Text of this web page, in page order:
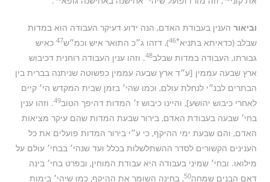
וביאור הענין בעבודת האדם, הנה ידוע דעיקר העבודה הוא במדות
שבלב (כדאיתא בתניא*46 ), דזהו ג״כ התואר איש וכמ״ש47 כאיש
גבורתו, העבודה במדות שבלב48. וזהו ענין העבודה רוחנית דכיבוש
ארץ שבעה עממין [ע״ד ארץ שבעה עממין כפשוטה שניתנה בברית בין
הבתרים לבנ״י לנחלת עולם, וכמו שהי׳ בזמן שבית המקדש הי׳ קיים
לאחרי כיבוש יהושע], והיינו כיבוש ז׳ המדות דהיפך הטוב49. וזהו ענין
בחי׳ שבעה בעבודת האדם, בירור שבעת המדות שהם עיקר מציאות
האדם, והם שבעת ימי ההיקף, כי ע״י בירור המדות פועלים את כל
הענינים הקשורים לסדר ההשתלשלות בכלל ועד שנהי׳ בבחי׳ עולם על
מילואו. ובחי׳ שמיני בעבודה היא עבודת המוחין, ובפרט בחי׳ בינה
דאם הבנים שמחה50, בחינה השומר את ההיקף, כמו שיהי׳ בימות